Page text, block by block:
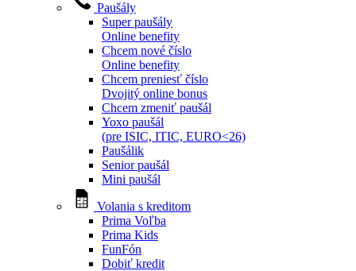
Paušály
Super paušály
Online benefity
Chcem nové číslo
Online benefity
Chcem preniesť číslo
Dvojitý online bonus
Chcem zmeniť paušál
Yoxo paušál
(pre ISIC, ITIC, EURO<26)
Paušálik
Senior paušál
Mini paušál
Volania s kreditom
Prima Voľba
Prima Kids
FunFón
Dobiť kredit